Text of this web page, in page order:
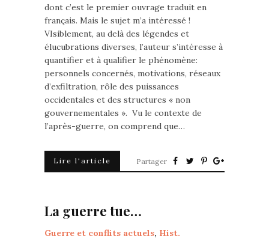
dont c’est le premier ouvrage traduit en
français. Mais le sujet m’a intéressé !
VIsiblement, au delà des légendes et
élucubrations diverses, l’auteur s’intéresse à
quantifier et à qualifier le phénomène:
personnels concernés, motivations, réseaux
d’exfiltration, rôle des puissances
occidentales et des structures « non
gouvernementales ». Vu le contexte de
l’après-guerre, on comprend que…
Lire l'article Partager
La guerre tue…
Guerre et conflits actuels, Hist.